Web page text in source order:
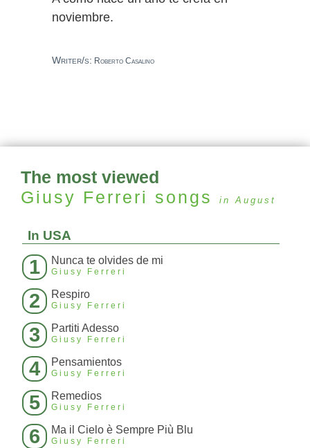
noviembre.
Writer/s: Roberto Casalino
The most viewed
Giusy Ferreri songs in August
In USA
1 Nunca te olvides de mi
Giusy Ferreri
2 Respiro
Giusy Ferreri
3 Partiti Adesso
Giusy Ferreri
4 Pensamientos
Giusy Ferreri
5 Remedios
Giusy Ferreri
6 Ma il Cielo è Sempre Più Blu
Giusy Ferreri